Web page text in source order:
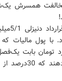
همسرش
با پول مالیات
5/2میلیارد تومان
موثق باشگاه